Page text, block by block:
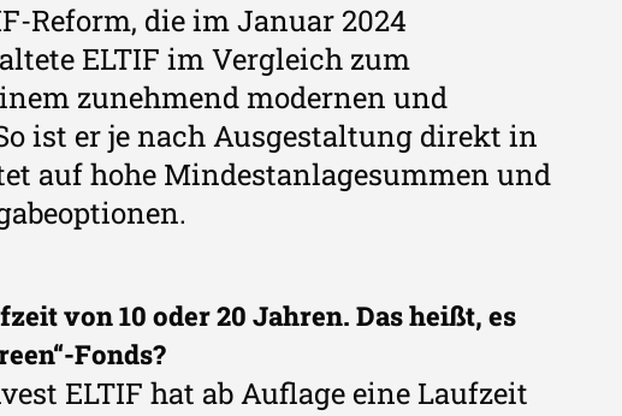
Reform, die im Januar 2024
ELTIF im Vergleich zum
zunehmend modernen und
ist er je nach Ausgestaltung direkt in
auf hohe Mindestanlagesummen und
von 10 oder 20 Jahren. Das heißt, es
Fonds?
ELTIF hat ab Auflage eine Laufzeit